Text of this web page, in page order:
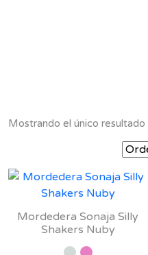
Mostrando el único resultado
Mordedera Sonaja Silly
Shakers Nuby